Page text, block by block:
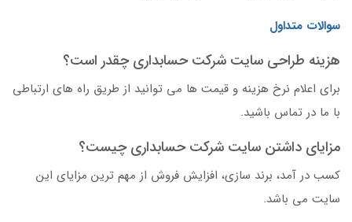
سوالات متداول
هزینه طراحی سایت شرکت حسابداری چقدر است؟
برای اعلام نرخ هزینه و قیمت ها می توانید از طریق راه های ارتباطی
با ما در تماس باشید.
مزایای داشتن سایت شرکت حسابداری چیست؟
کسب در آمد، برند سازی، افزایش فروش از مهم ترین مزایای این
سایت می باشد.